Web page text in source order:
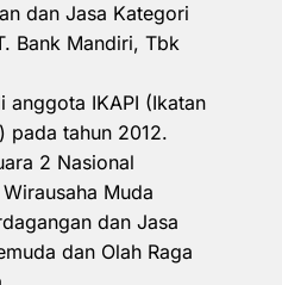
dan Jasa Kategori
Bank Mandiri, Tbk
anggota IKAPI (Ikatan
pada tahun 2012.
2 Nasional
Muda
dan Jasa
dan Olah Raga